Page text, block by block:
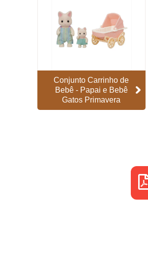
Conjunto Carrinho de
Bebê - Papai e Bebê
Gatos Primavera